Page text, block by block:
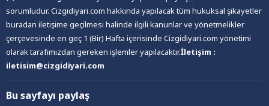
sorumludur. Cizgidiyari.com hakkında yapılacak tüm hukuksal şikayetler
buradan iletişime geçilmesi halinde ilgili kanunlar ve yönetmelikler
çerçevesinde en geç 1 (Bir) Hafta içerisinde Cizgidiyari.com yönetimi
olarak tarafımızdan gereken işlemler yapılacaktır.İletişim :
iletisim@cizgidiyari.com
Bu sayfayı paylaş